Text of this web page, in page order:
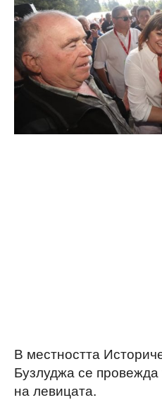
В местността
Бузлуджа се
на левицата.